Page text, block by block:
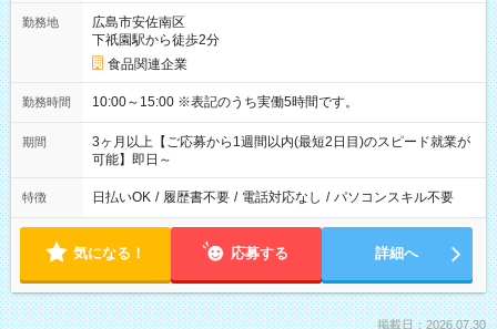
勤務地
広島市安佐南区
下祇園駅から徒歩2分
食品関連企業
勤務時間 10:00～15:00 ※表記のうち実働5時間です。
期間
3ヶ月以上【ご応募から1週間以内(最短2日目)のスピード就業が
可能】即日～
特徴 日払いOK / 履歴書不要 / 電話対応なし / パソコンスキル不要
気になる！ 応募する 詳細へ
掲載日：2026.07.30